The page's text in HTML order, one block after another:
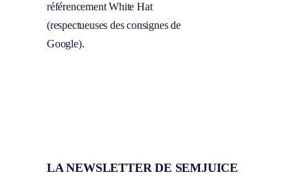
référencement White Hat
(respectueuses des consignes de
Google).
LA NEWSLETTER DE SEMJUICE